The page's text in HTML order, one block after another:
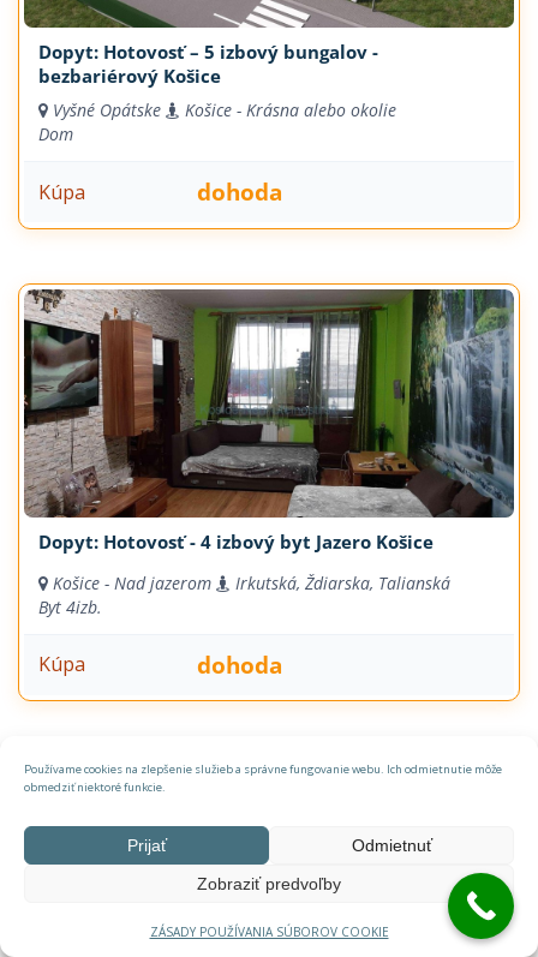
Používame cookies na zlepšenie služieb a správne fungovanie webu. Ich odmietnutie môže
obmedziť niektoré funkcie.
Prijať
Odmietnuť
Zobraziť predvoľby
ZÁSADY POUŽÍVANIA SÚBOROV COOKIE
Dopyt: Hotovosť – 5 izbový bungalov -
bezbariérový Košice
Vyšné Opátske
Košice - Krásna alebo okolie
Dom
Kúpa dohoda
Dopyt: Hotovosť - 4 izbový byt Jazero Košice
Košice - Nad jazerom
Irkutská, Ždiarska, Talianská
Byt 4izb.
Kúpa dohoda